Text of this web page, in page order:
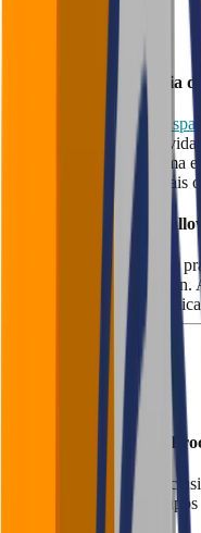
12 de Outubro - Dia
Para restaurantes com
famílias, oferecendo
ainda é possível criar uma
divertidos, ações especiais
31 de Outubro -
Bom momento para criar
com o tema de Halloween.
e experiências
Novembro
15 de Novembro -
Disponibilize menus
almoço e jantar para
feriado prolongado.